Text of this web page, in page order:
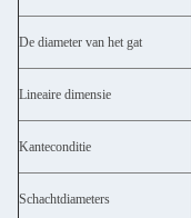
De diameter van het gat
Lineaire dimensie
Kanteconditie
Schachtdiameters